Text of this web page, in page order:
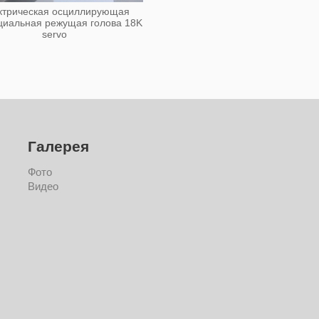
осциллирующая
режущая голова 18K
servo
Галерея
Фото
Видео